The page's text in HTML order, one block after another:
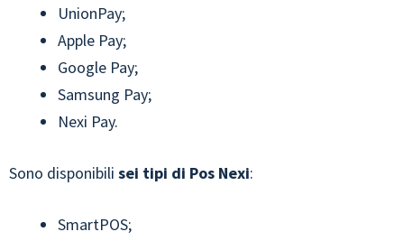
UnionPay;
Apple Pay;
Google Pay;
Samsung Pay;
Nexi Pay.
Sono disponibili sei tipi di Pos Nexi:
SmartPOS;